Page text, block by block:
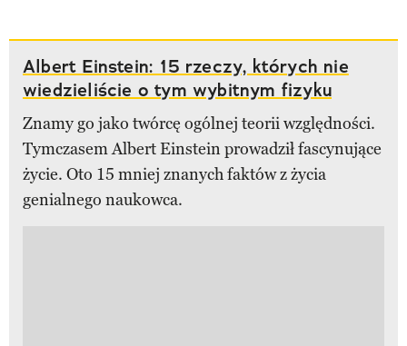
Albert Einstein: 15 rzeczy, których nie
wiedzieliście o tym wybitnym fizyku
Znamy go jako twórcę ogólnej teorii względności.
Tymczasem Albert Einstein prowadził fascynujące
życie. Oto 15 mniej znanych faktów z życia
genialnego naukowca.